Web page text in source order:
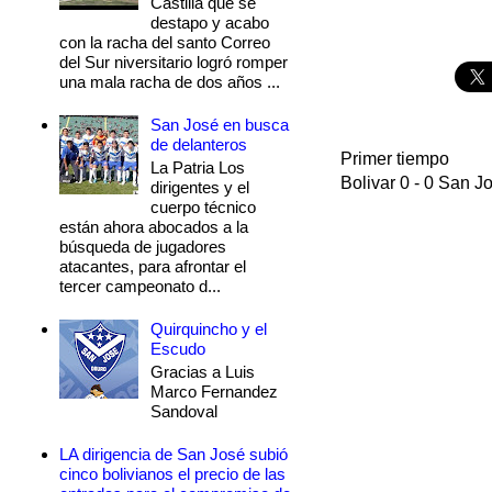
Primer tiempo
Bolivar 0 - 0 San
destapo y acabo
con la racha del santo Correo
del Sur niversitario logró romper
una mala racha de dos años ...
San José en busca
de delanteros
La Patria Los
dirigentes y el
cuerpo técnico
están ahora abocados a la
búsqueda de jugadores
atacantes, para afrontar el
tercer campeonato d...
Quirquincho y el
Escudo
Gracias a Luis
Marco Fernandez
Sandoval
LA dirigencia de San José subió
cinco bolivianos el precio de las